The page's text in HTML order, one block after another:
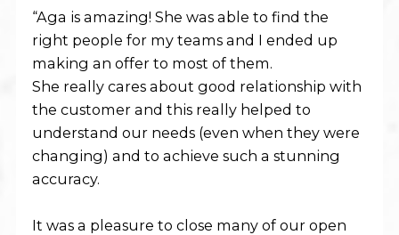
“Aga is amazing! She was able to find the
right people for my teams and I ended up
making an offer to most of them.
She really cares about good relationship with
the customer and this really helped to
understand our needs (even when they were
changing) and to achieve such a stunning
accuracy.
It was a pleasure to close many of our open